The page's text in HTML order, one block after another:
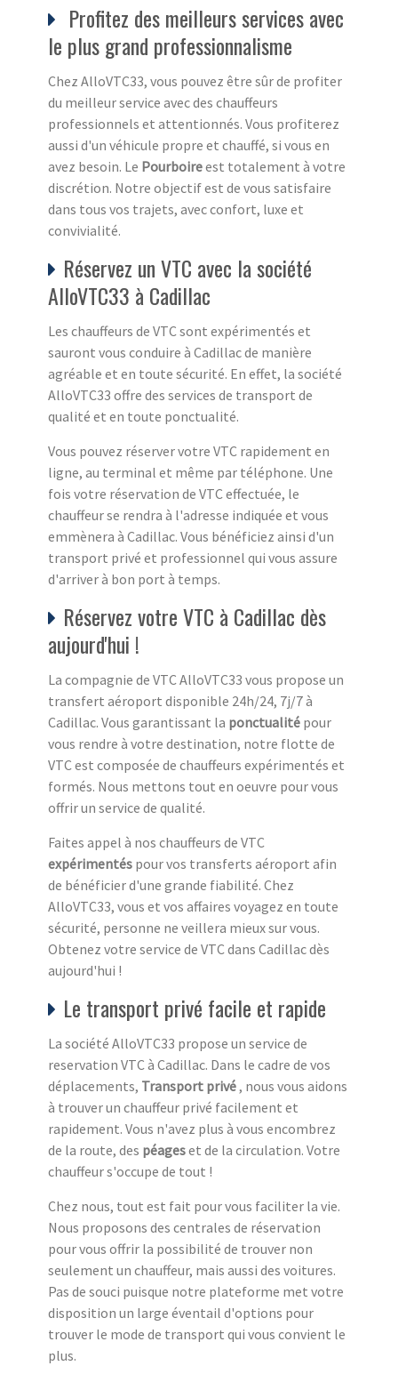
Profitez des meilleurs services avec
le plus grand professionnalisme
Chez AlloVTC33, vous pouvez être sûr de profiter
du meilleur service avec des chauffeurs
professionnels et attentionnés. Vous profiterez
aussi d'un véhicule propre et chauffé, si vous en
avez besoin. Le Pourboireest totalement à votre
discrétion. Notre objectif est de vous satisfaire
dans tous vos trajets, avec confort, luxe et
convivialité.
Réservez un VTC avec la société
AlloVTC33 à Cadillac
Les chauffeurs de VTC sont expérimentés et
sauront vous conduire à Cadillac de manière
agréable et en toute sécurité. En effet, la société
AlloVTC33 offre des services de transport de
qualité et en toute ponctualité.
Vous pouvez réserver votre VTC rapidement en
ligne, au terminal et même par téléphone. Une
fois votre réservation de VTC effectuée, le
chauffeur se rendra à l'adresse indiquée et vous
emmènera à Cadillac. Vous bénéficiez ainsi d'un
transport privé et professionnel qui vous assure
d'arriver à bon port à temps.
Réservez votre VTC à Cadillac dès
aujourd'hui !
La compagnie de VTC AlloVTC33 vous propose un
transfert aéroport disponible 24h/24, 7j/7 à
Cadillac. Vous garantissant la ponctualité pour
vous rendre à votre destination, notre flotte de
VTC est composée de chauffeurs expérimentés et
formés. Nous mettons tout en oeuvre pour vous
offrir un service de qualité.
Faites appel à nos chauffeurs de VTC
expérimentés pour vos transferts aéroport afin
de bénéficier d'une grande fiabilité. Chez
AlloVTC33, vous et vos affaires voyagez en toute
sécurité, personne ne veillera mieux sur vous.
Obtenez votre service de VTC dans Cadillac dès
aujourd'hui !
Le transport privé facile et rapide
La société AlloVTC33 propose un service de
reservation VTC à Cadillac. Dans le cadre de vos
déplacements, Transport privé , nous vous aidons
à trouver un chauffeur privé facilement et
rapidement. Vous n'avez plus à vous encombrez
de la route, des péageset de la circulation. Votre
chauffeur s'occupe de tout !
Chez nous, tout est fait pour vous faciliter la vie.
Nous proposons des centrales de réservation
pour vous offrir la possibilité de trouver non
seulement un chauffeur, mais aussi des voitures.
Pas de souci puisque notre plateforme met votre
disposition un large éventail d'options pour
trouver le mode de transport qui vous convient le
plus.